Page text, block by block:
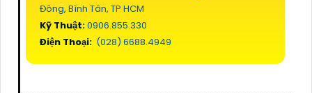
Đông, Bình Tân, TP HCM
Kỹ Thuật:0906.855.330
Điện Thoại: (028) 6688.4949